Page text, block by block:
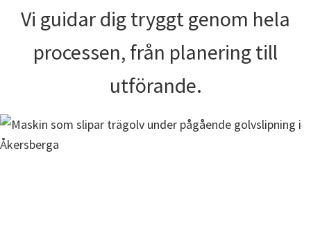
Vi guidar dig tryggt genom hela
processen, från planering till
utförande.